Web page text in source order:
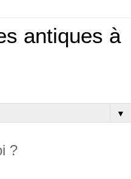
antiques à
▼
?